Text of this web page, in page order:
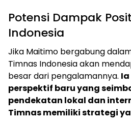
Potensi Dampak
Indonesia
Jika Maitimo bergabung
Timnas Indonesia akan
besar dari pengalamannya.
perspektif baru yang
pendekatan lokal dan
Timnas memiliki strategi